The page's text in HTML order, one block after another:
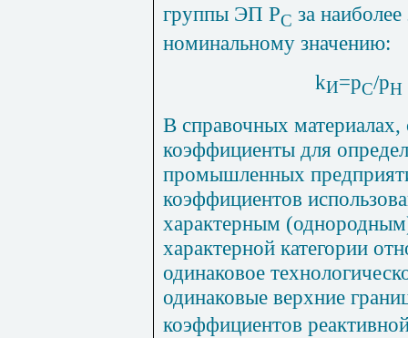
группы ЭП РС за
номинальному значению:
kИ=рС/рН
В справочных
коэффициенты для
промышленных
коэффициентов
характерным
характерной категории
одинаковое
одинаковые верхние
коэффициентов